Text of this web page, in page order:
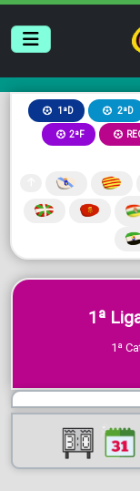
1ªD 2ªD
2ªF
1ª
1ª